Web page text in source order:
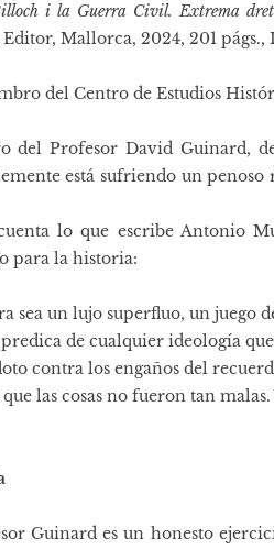
i la Guerra Civil. Extrema
Mallorca, 2024, 201 págs.,
del Centro de Estudios
del Profesor David Guinard,
está sufriendo un
lo que escribe Antonio
para la historia:
sea un lujo superfluo, un juego
de cualquier ideología
contra los engaños del
las cosas no fueron tan
Guinard es un honesto